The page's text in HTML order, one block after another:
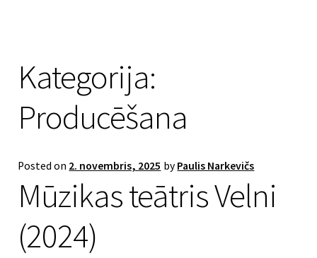
Kategorija:
Producēšana
Posted on 2. novembris, 2025 by Paulis Narkevičs
Mūzikas teātris Velni
(2024)